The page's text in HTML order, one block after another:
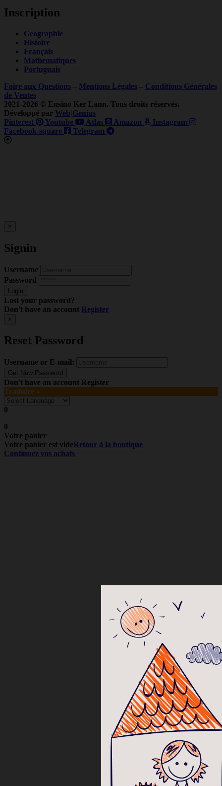
Inscription
Geographie
Histoire
Français
Mathematiques
Portuguais
Foire aux Questions – Mentions Légales – Conditions Générales
de Ventes
2021-2026 © Ensino Ker Lann. Tous droits réservés.
Développé par Web|Genius
Pinterest
Youtube Atlas Amazon
Instagram
Facebook-square
Telegram
×
Signin
Username
Password
Lost your password?
Don't have an account Register
×
Reset Password
Username or E-mail:
Don't have an account Register
Traduire »
0
0
Votre panier
Votre panier est videRetour à la boutique
Continuez vos achats